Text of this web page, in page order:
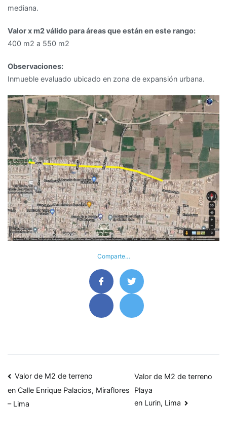
mediana.
Valor x m2 válido para áreas que están en este rango:
400 m2 a 550 m2
Observaciones:
Inmueble evaluado ubicado en zona de expansión urbana.
Comparte…
Navegación
de
Valor de M2 de terreno
en Calle Enrique Palacios, Miraflores
– Lima
Valor de M2 de terreno
Playa
en Lurin, Lima